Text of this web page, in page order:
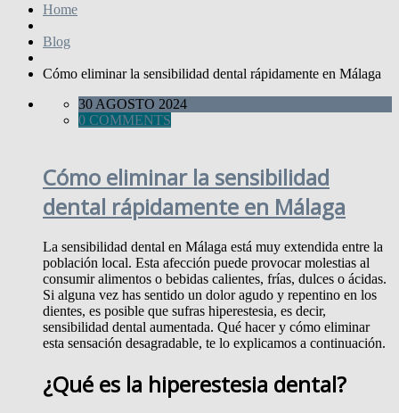
Home
Blog
Cómo eliminar la sensibilidad dental rápidamente en Málaga
30 AGOSTO 2024
0 COMMENTS
Cómo eliminar la sensibilidad
dental rápidamente en Málaga
La sensibilidad dental en Málaga está muy extendida entre la
población local. Esta afección puede provocar molestias al
consumir alimentos o bebidas calientes, frías, dulces o ácidas.
Si alguna vez has sentido un dolor agudo y repentino en los
dientes, es posible que sufras hiperestesia, es decir,
sensibilidad dental aumentada. Qué hacer y cómo eliminar
esta sensación desagradable, te lo explicamos a continuación.
¿Qué es la hiperestesia dental?